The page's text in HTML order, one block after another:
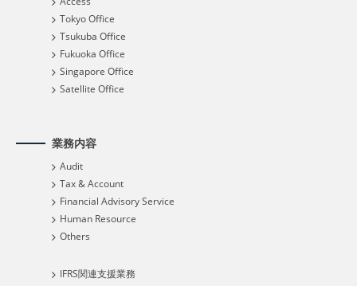
Tokyo Office
Tsukuba Office
Fukuoka Office
Singapore Office
Satellite Office
業務内容
Audit
Tax & Account
Financial Advisory Service
Human Resource
Others
IFRS関連支援業務